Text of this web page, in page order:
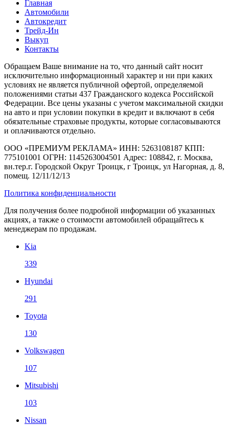
Главная
Автомобили
Автокредит
Трейд-Ин
Выкуп
Контакты
Обращаем Ваше внимание на то, что данный сайт носит
исключительно информационный характер и ни при каких
условиях не является публичной офертой, определяемой
положениями статьи 437 Гражданского кодекса Российской
Федерации. Все цены указаны с учетом максимальной скидки
на авто и при условии покупки в кредит и включают в себя
обязательные страховые продукты, которые согласовываются
и оплачиваются отдельно.
ООО «ПРЕМИУМ РЕКЛАМА» ИНН: 5263108187 КПП:
775101001 ОГРН: 1145263004501 Адрес: 108842, г. Москва,
вн.тер.г. Городской Округ Троицк, г Троицк, ул Нагорная, д. 8,
помещ. 12/11/12/13
Политика конфиденциальности
Для получения более подробной информации об указанных
акциях, а также о стоимости автомобилей обращайтесь к
менеджерам по продажам.
Kia
339
Hyundai
291
Toyota
130
Volkswagen
107
Mitsubishi
103
Nissan